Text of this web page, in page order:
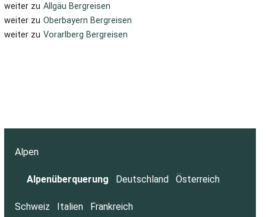
weiter zu Allgäu Bergreisen
weiter zu Oberbayern Bergreisen
weiter zu Vorarlberg Bergreisen
Alpen
Alpenüberquerung Deutschland Österreich
Schweiz Italien Frankreich